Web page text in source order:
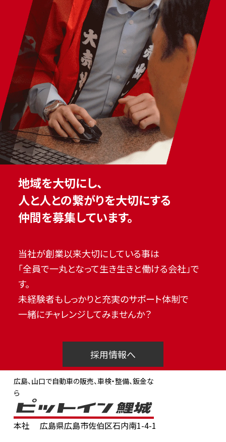
地域を大切にし、
人と人との繋がりを大切にする
仲間を募集しています。
当社が創業以来大切にしている事は
「全員で一丸となって生き生きと働ける会社」で
す。
未経験者もしっかりと充実のサポート体制で
一緒にチャレンジしてみませんか？
採用情報へ
広島、山口で自動車の販売、車検・整備、鈑金な
ら
本社
広島県広島市佐伯区石内南1-4-1